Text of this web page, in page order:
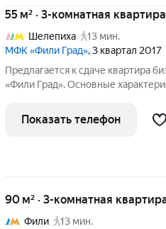
55 м² · 3-комнатная
Шелепиха
13 мин.
МФК «Фили Град», 3 квартал 2017
Предлагается к сдаче квартира
«Фили Град». Основные
гостинаякухня; раздельный с/у
Показать телефон
90 м² · 3-комнатная
Фили
13 мин.